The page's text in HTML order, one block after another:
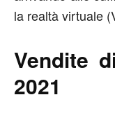
la realtà virtuale
Vendite
2021